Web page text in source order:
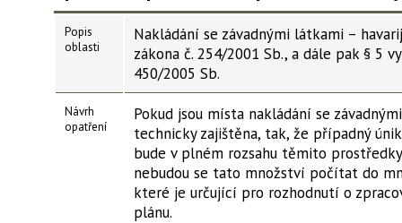
Popis
oblasti
Nakládání se závadnými látkami –
zákona č. 254/2001 Sb., a dále pak § 5
450/2005 Sb.
Návrh
opatření
Pokud jsou místa nakládání se
technicky zajištěna, tak, že případný
bude v plném rozsahu těmito
nebudou se tato množství počítat do
které je určující pro rozhodnutí o
plánu.